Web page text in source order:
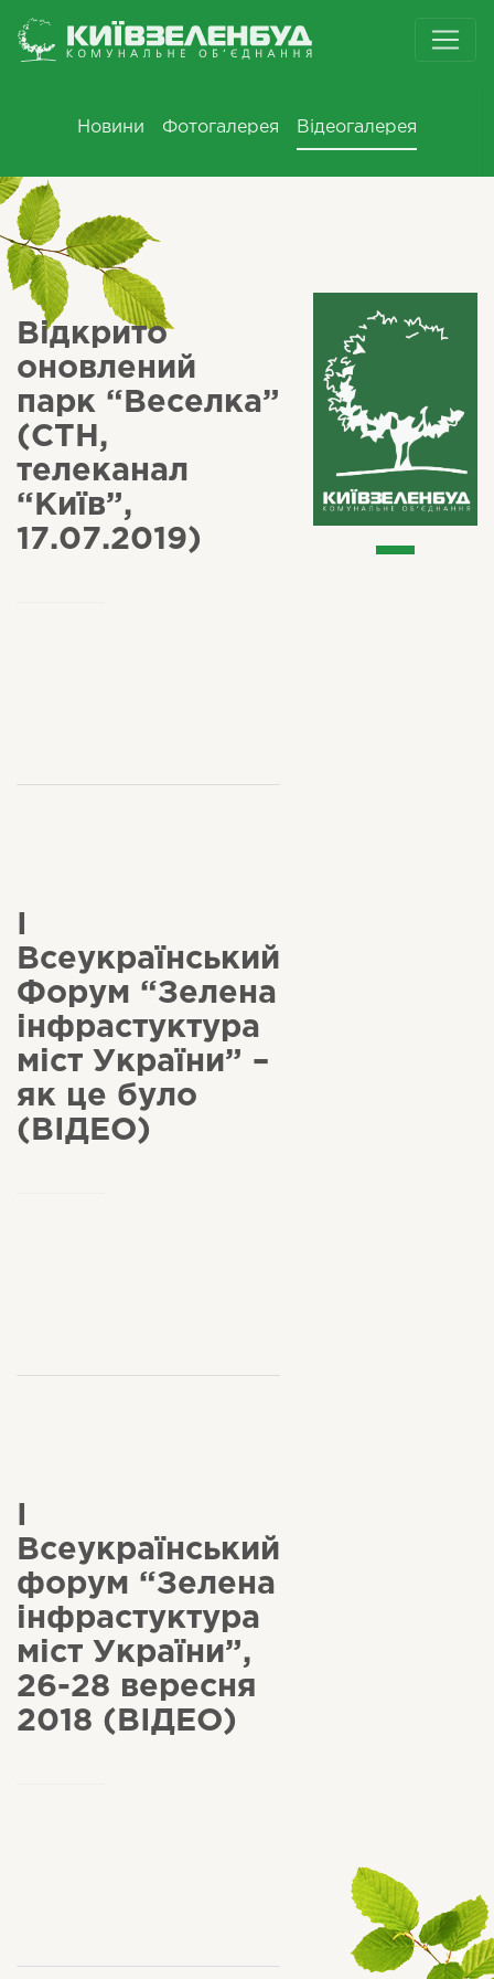
Новини Фотогалерея Відеогалерея
Відкрито
оновлений
парк “Веселка”
(СТН,
телеканал
“Київ”,
17.07.2019)
Всеукраїнський
Форум “Зелена
інфрастуктура
міст України” –
як це було
(ВІДЕО)
Всеукраїнський
форум “Зелена
інфрастуктура
міст України”,
26-28 вересня
2018 (ВІДЕО)